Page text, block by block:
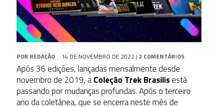
POR REDAÇÃO 14 DE NOVEMBRO DE 2022 | 2 COMENTÁRIOS
Após 36 edições, lançadas mensalmente desde
novembro de 2019, aColeção Trek Brasilisestá
passando por mudanças profundas. Após o terceiro
ano da coletânea, que se encerra neste mês de